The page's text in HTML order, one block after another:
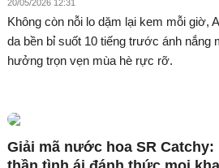
20/05/2026 12:31
Không còn nỗi lo dặm lại kem mỗi giờ,
da bền bỉ suốt 10 tiếng trước ánh nắng
hưởng trọn vẹn mùa hè rực rỡ.
Giải mã nước hoa SR Catchy: